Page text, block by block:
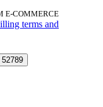
E-COMMERCE
terms and